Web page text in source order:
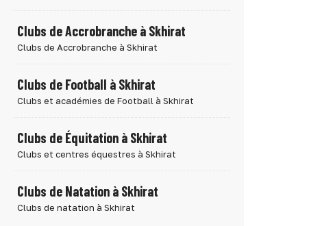
Clubs de Accrobranche à Skhirat
Clubs de Accrobranche à Skhirat
Clubs de Football à Skhirat
Clubs et académies de Football à Skhirat
Clubs de Équitation à Skhirat
Clubs et centres équestres à Skhirat
Clubs de Natation à Skhirat
Clubs de natation à Skhirat